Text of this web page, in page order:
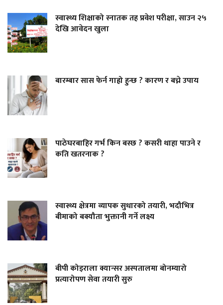
स्वास्थ्य शिक्षाको स्नातक तह प्रवेश परीक्षा, साउन २५
देखि आवेदन खुला
बारम्बार सास फेर्न गाह्रो हुन्छ ? कारण र बच्ने उपाय
पाठेघरबाहिर गर्भ किन बस्छ ? कसरी थाहा पाउने र
कति खतरनाक ?
स्वास्थ्य क्षेत्रमा व्यापक सुधारको तयारी, भदौभित्र
बीमाको बक्यौता भुक्तानी गर्ने लक्ष्य
बीपी कोइराला क्यान्सर अस्पतालमा बोनम्यारो
प्रत्यारोपण सेवा तयारी सुरु